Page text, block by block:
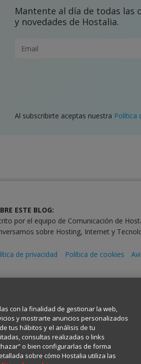
Mantente al día de todas las
y novedades de Hostalia.
Al subscribirte aceptas nuestra Política
ESTE BLOG:
por el equipo de Comunicación de
sobre Hosting, Internet y
de privacidad Política de cookies
los Derechos Reservados
con la finalidad de gestionar la web,
y mostrarte anuncios personalizados
tus hábitos y el análisis de tu
consultas realizadas o links
o bien configurarlas de forma
sobre cómo Hostalia utiliza las